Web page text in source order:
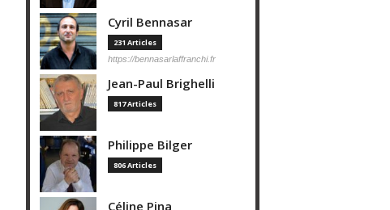
Cyril Bennasar
231 Articles
https://bennasarlaffranchi.fr
Jean-Paul Brighelli
817 Articles
Philippe Bilger
806 Articles
Céline Pina